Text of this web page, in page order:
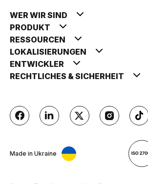
WER WIR SIND
PRODUKT
RESSOURCEN
LOKALISIERUNGEN
ENTWICKLER
RECHTLICHES & SICHERHEIT
Made in Ukraine